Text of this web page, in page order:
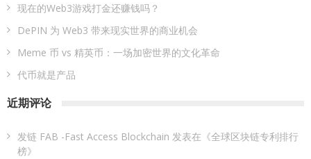
现在的Web3游戏打金还赚钱吗？
DePIN 为 Web3 带来现实世界的商业机会
Meme 币 vs 精英币：一场加密世界的文化革命
代币就是产品
近期评论
发链 FAB -Fast Access Blockchain 发表在《全球区块链专利排行
榜》